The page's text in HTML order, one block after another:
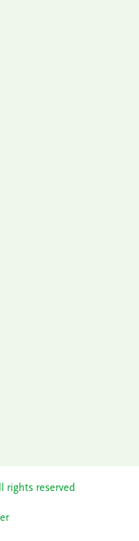
rights reserved​